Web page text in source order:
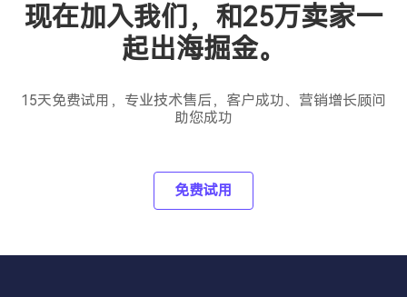
现在加入我们，和25万卖家一
起出海掘金。
15天免费试用，专业技术售后，客户成功、营销增长顾问
助您成功
免费试用